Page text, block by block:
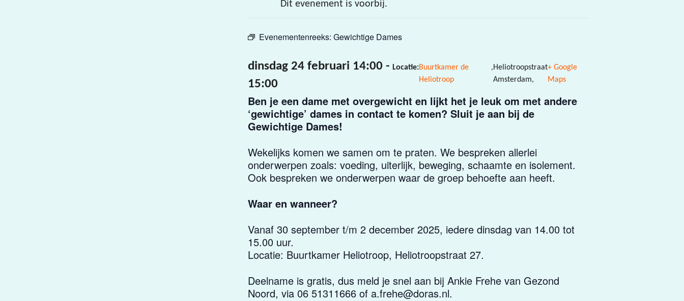
Dit evenement is voorbij.
Evenementenreeks: Gewichtige Dames
dinsdag 24 februari 14:00-
15:00
Locatie:Buurtkamer de
Heliotroop
,Heliotroopstraat
Amsterdam,
+ Google
Maps
Ben je een dame met overgewicht en lijkt het je leuk om met andere
‘gewichtige’ dames in contact te komen? Sluit je aan bij de
Gewichtige Dames!
Wekelijks komen we samen om te praten. We bespreken allerlei
onderwerpen zoals: voeding, uiterlijk, beweging, schaamte en isolement.
Ook bespreken we onderwerpen waar de groep behoefte aan heeft.
Waar en wanneer?
Vanaf 30 september t/m 2 december 2025, iedere dinsdag van 14.00 tot
15.00 uur.
Locatie: Buurtkamer Heliotroop, Heliotroopstraat 27.
Deelname is gratis, dus meld je snel aan bij Ankie Frehe van Gezond
Noord, via 06 51311666 of a.frehe@doras.nl.